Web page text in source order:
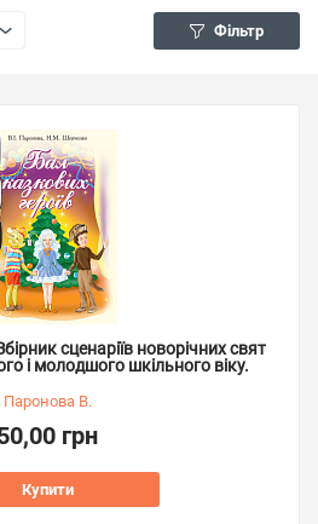
Фільтр
сценаріїв новорічних свят
і молодшого шкільного віку.
Паронова В.
грн
Купити